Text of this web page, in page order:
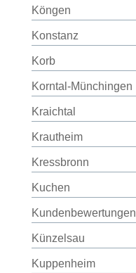
Köngen
Konstanz
Korb
Korntal-Münchingen
Kraichtal
Krautheim
Kressbronn
Kuchen
Kundenbewertungen
Künzelsau
Kuppenheim